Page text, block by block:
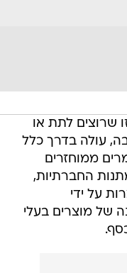
שרוצים לתת או
עולה בדרך כלל
ממוחזרים
החברתיות,
על ידי
של מוצרים בעלי